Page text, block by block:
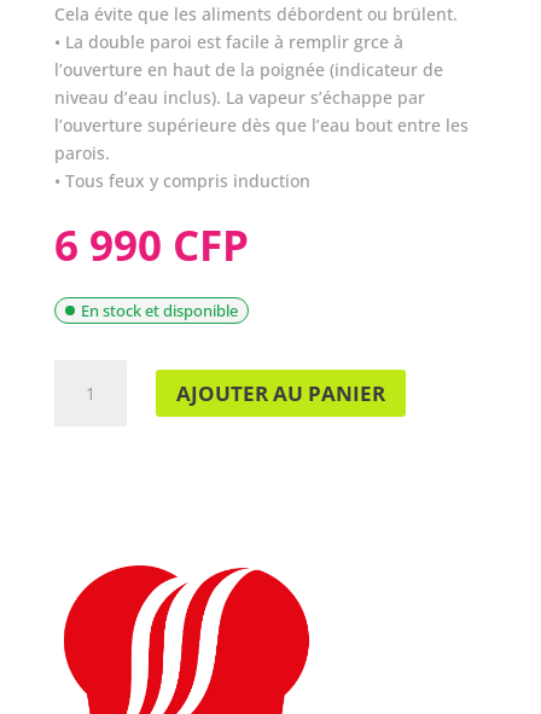
Cela évite que les aliments débordent ou brülent.
• La double paroi est facile à remplir grce à
l’ouverture en haut de la poignée (indicateur de
niveau d’eau inclus). La vapeur s’échappe par
l’ouverture supérieure dès que l’eau bout entre les
parois.
• Tous feux y compris induction
6 990 CFP
En stock et disponible
PAROIS
AJOUTER AU PANIER